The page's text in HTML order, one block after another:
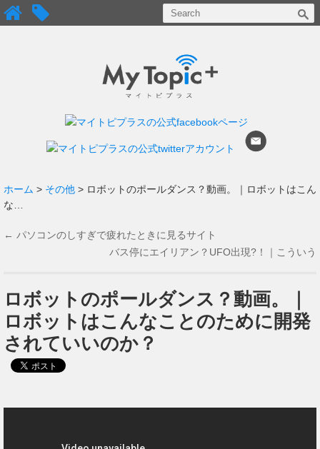
ホーム > その他 > ロボットのポールダンス？動画。｜ロボットはこん
な…
← パソコンのしすぎで疲れたときに見るサイト
「do nothing for 2 minutes」バス停にエイリアン？UFO出現?！｜こういう
ロボットのポールダンス？動画。｜
ロボットはこんなことのために開発
されていいのか？